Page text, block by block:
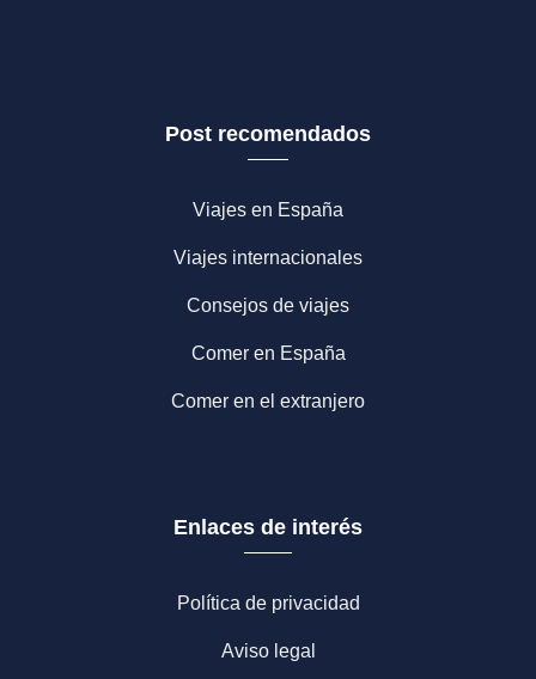
Post recomendados
Viajes en España
Viajes internacionales
Consejos de viajes
Comer en España
Comer en el extranjero
Enlaces de interés
Política de privacidad
Aviso legal